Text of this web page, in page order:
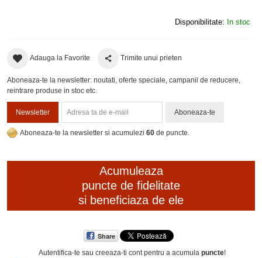
Disponibilitate: In stoc
Adauga la Favorite Trimite unui prieten
Aboneaza-te la newsletter: noutati, oferte speciale, campanii de reducere,
reintrare produse in stoc etc.
Newsletter Aboneaza-te
Aboneaza-te la newsletter si acumulezi 60 de puncte.
Acumuleaza
puncte de fidelitate
si beneficiaza de ele
Share
Autentifica-te sau creeaza-ti contpentru a acumula puncte!